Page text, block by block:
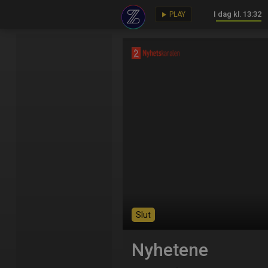
play_arrow PLAY I dag kl. 13:32
Slut
Nyhetene